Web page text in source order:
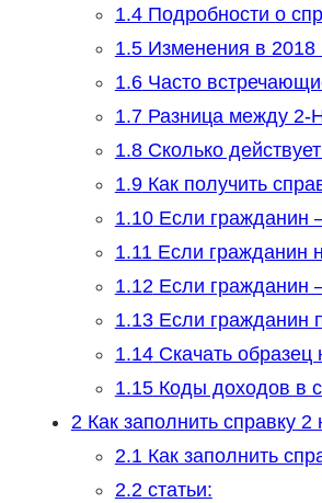
1.4Подробности о
1.5Изменения в 2018
1.6Часто
1.7Разница между
1.8Сколько
1.9Как получить
1.10Если гражданин
1.11Если гражданин
1.12Если гражданин
1.13Если гражданин
1.14Скачать
1.15Коды доходов в
2Как заполнить справку
2.1Как заполнить
2.2статьи: